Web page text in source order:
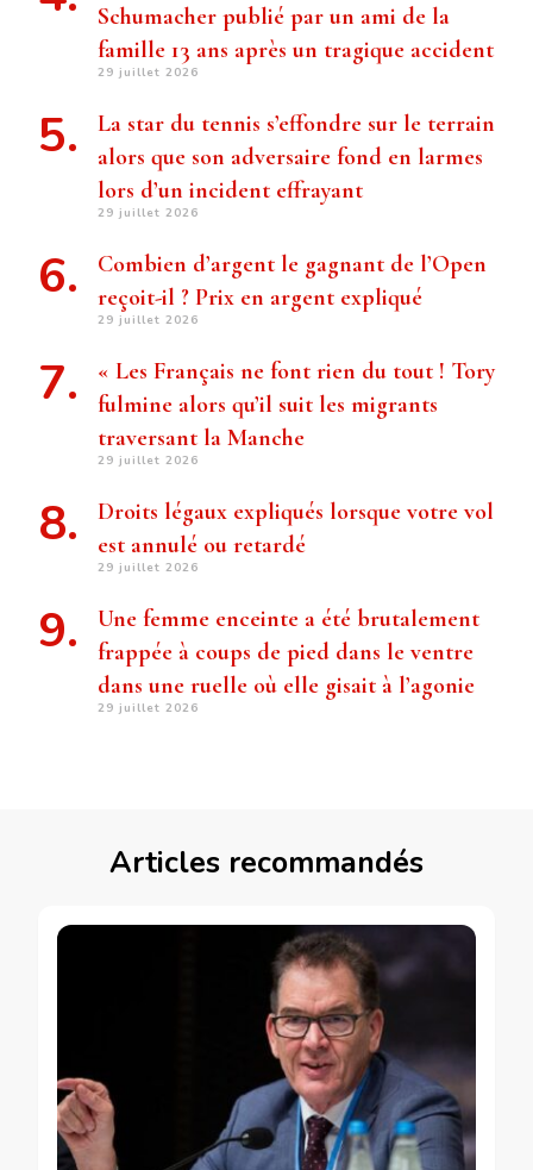
Schumacher publié par un ami de la
famille 13 ans après un tragique accident
29 juillet 2026
La star du tennis s’effondre sur le terrain
alors que son adversaire fond en larmes
lors d’un incident effrayant
29 juillet 2026
Combien d’argent le gagnant de l’Open
reçoit-il ? Prix ​​en argent expliqué
29 juillet 2026
« Les Français ne font rien du tout ! Tory
fulmine alors qu’il suit les migrants
traversant la Manche
29 juillet 2026
Droits légaux expliqués lorsque votre vol
est annulé ou retardé
29 juillet 2026
Une femme enceinte a été brutalement
frappée à coups de pied dans le ventre
dans une ruelle où elle gisait à l’agonie
29 juillet 2026
Articles recommandés